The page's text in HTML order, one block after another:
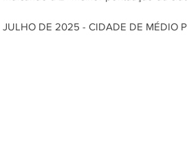
JULHO DE 2025 - CIDADE DE MÉDIO